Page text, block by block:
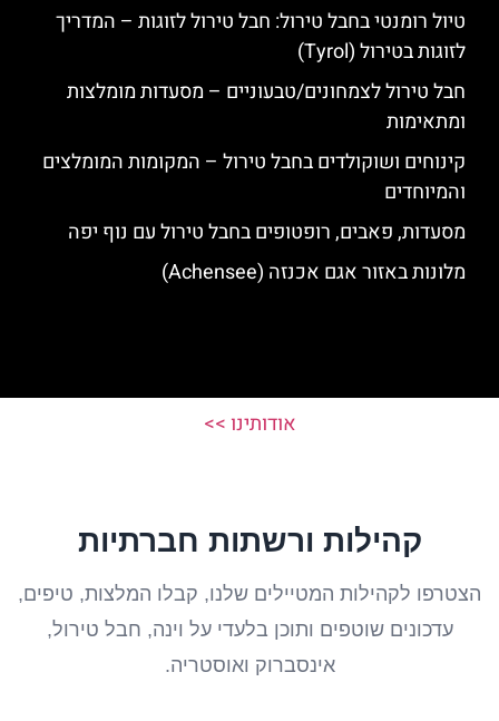
טיול רומנטי בחבל טירול: חבל טירול לזוגות – המדריך
לזוגות בטירול (Tyrol)
חבל טירול לצמחונים/טבעוניים – מסעדות מומלצות
ומתאימות
קינוחים ושוקולדים בחבל טירול – המקומות המומלצים
והמיוחדים
מסעדות, פאבים, רופטופים בחבל טירול עם נוף יפה
מלונות באזור אגם אכנזה (Achensee)
אודותינו >>
קהילות ורשתות חברתיות
הצטרפו לקהילות המטיילים שלנו, קבלו המלצות, טיפים,
עדכונים שוטפים ותוכן בלעדי על וינה, חבל טירול,
אינסברוק ואוסטריה.